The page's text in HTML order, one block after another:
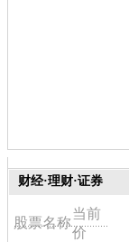
财经·理财·证券
股票名称
当前
价